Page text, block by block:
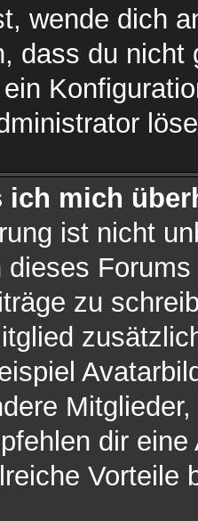
wende dich
dass du
ich mich
ist nicht
zu
dir
Vorteile